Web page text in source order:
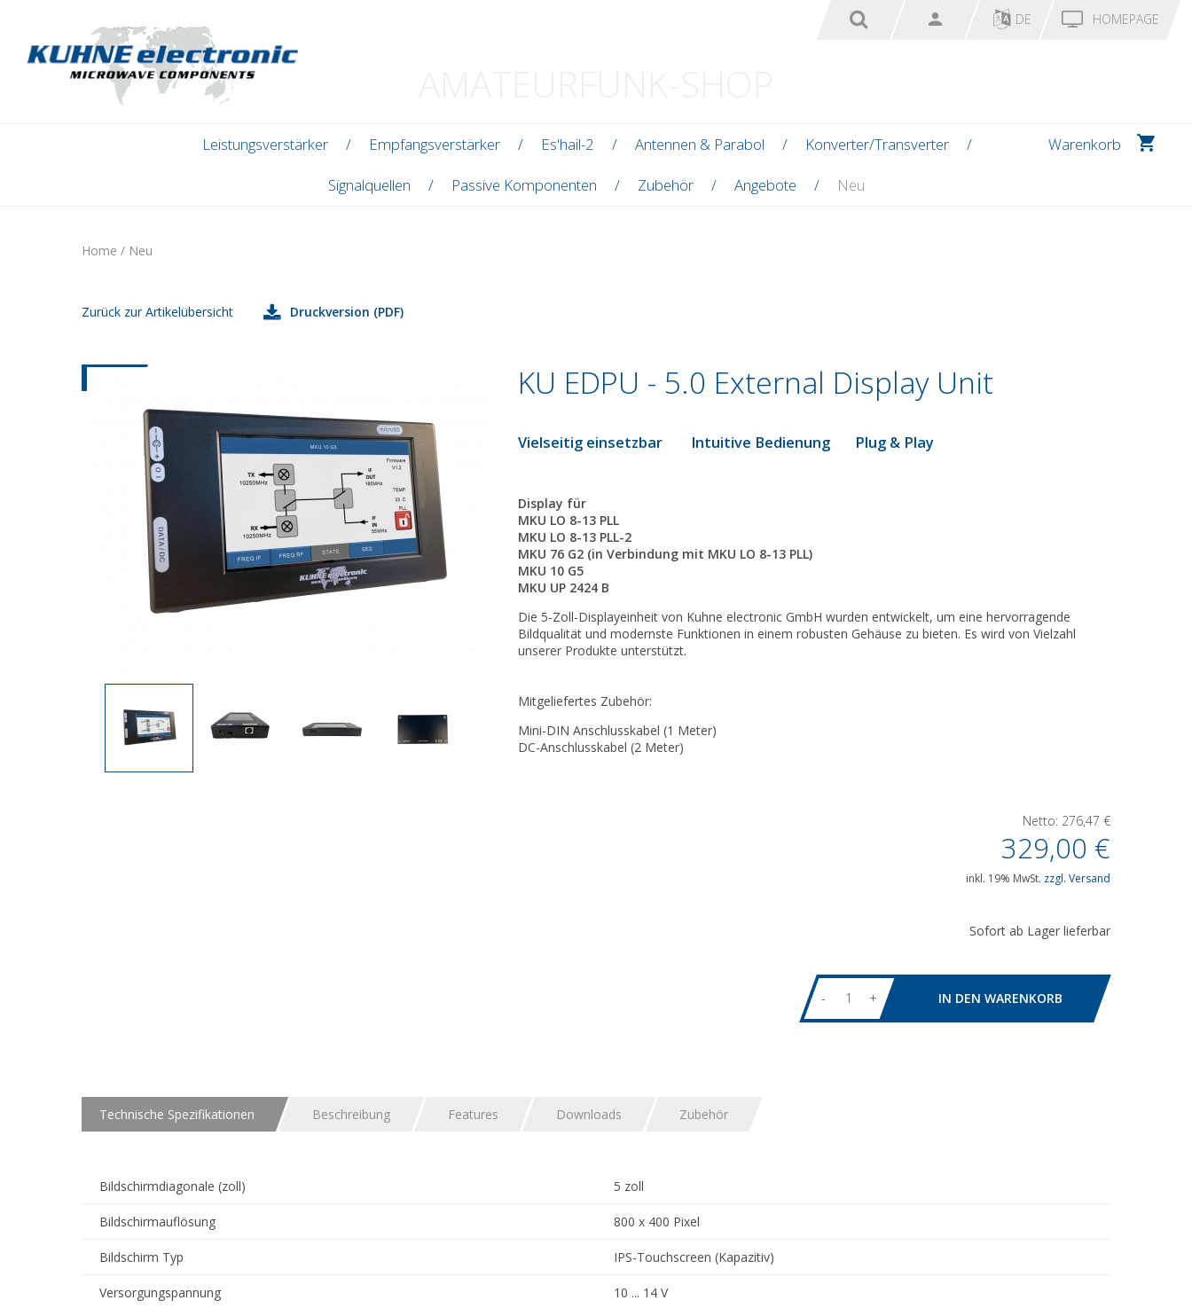
DE HOMEPAGE
Warenkorb
Leistungsverstärker Empfangsverstärker Es'hail-2 Antennen & Parabol
Konverter/Transverter
Signalquellen
Passive Komponenten Zubehör Angebote Neu
Home / Neu
Zurück zur Artikelübersicht Druckversion (PDF)
KU EDPU - 5.0 External Display Unit
Vielseitig einsetzbar Intuitive Bedienung Plug & Play
Display für
MKU LO 8-13 PLL
MKU LO 8-13 PLL-2
MKU 76 G2 (in Verbindung mit MKU LO 8-13 PLL)
MKU 10 G5
MKU UP 2424 B
Die 5-Zoll-Displayeinheit von Kuhne electronic GmbH wurden entwickelt, um eine hervorragende
Bildqualität und modernste Funktionen in einem robusten Gehäuse zu bieten. Es wird von Vielzahl
unserer Produkte unterstützt.
Mitgeliefertes Zubehör:
Mini-DIN Anschlusskabel (1 Meter)
DC-Anschlusskabel (2 Meter)
Netto: 276,47 €
329,00 €
inkl. 19% MwSt. zzgl. Versand
Sofort ab Lager lieferbar
- +
Technische Spezifikationen Beschreibung Features Downloads Zubehör
Bildschirmdiagonale (zoll) 5 zoll
Bildschirmauflösung 800 x 400 Pixel
Bildschirm Typ IPS-Touchscreen (Kapazitiv)
Versorgungspannung 10 ... 14 V